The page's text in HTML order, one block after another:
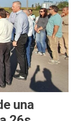
una